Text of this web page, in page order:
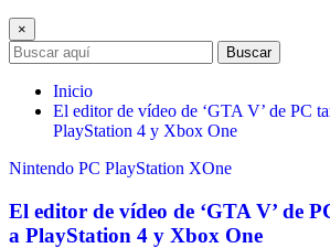
×
Buscar
Inicio
El editor de vídeo de ‘GTA V’ de PC
PlayStation 4 y Xbox One
Nintendo PC PlayStation XOne
El editor de vídeo de ‘GTA V’ de
a PlayStation 4 y Xbox One